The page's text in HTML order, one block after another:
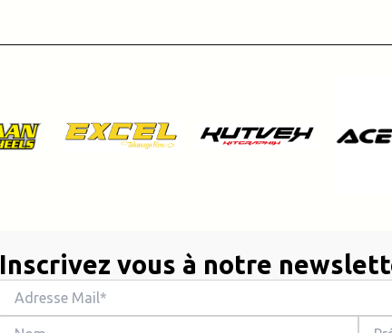
Inscrivez vous à notre